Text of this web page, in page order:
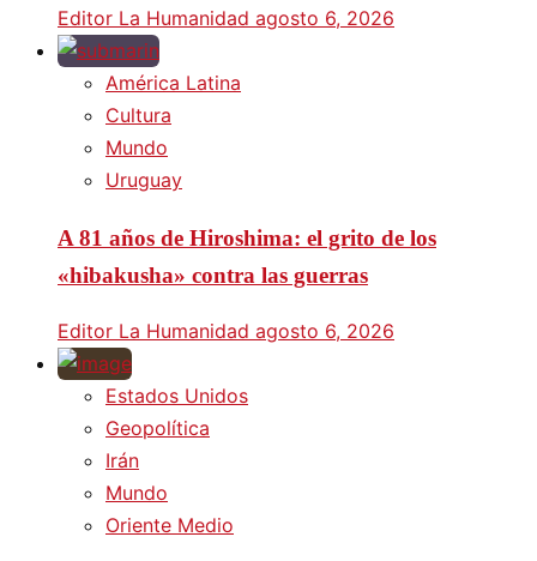
Editor La Humanidad agosto 6, 2026
América Latina
Cultura
Mundo
Uruguay
A 81 años de Hiroshima: el grito de los
«hibakusha» contra las guerras
Editor La Humanidad agosto 6, 2026
Estados Unidos
Geopolítica
Irán
Mundo
Oriente Medio